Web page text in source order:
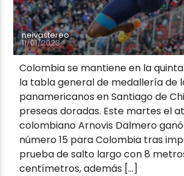
neivastereo
11/01/2023
Colombia se mantiene en la
la tabla general de medallería de
panamericanos en Santiago de
preseas doradas. Este martes el
colombiano Arnovis Dalmero
número 15 para Colombia tras
prueba de salto largo con 8
centímetros, además […]